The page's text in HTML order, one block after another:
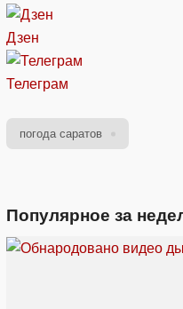
Дзен
Телеграм
погода саратов
Популярное за